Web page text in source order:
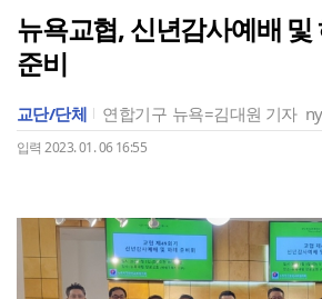
뉴욕교협, 신년감사예배 및
준비
교단/단체 연합기구 뉴욕=김대원 기자
입력 2023. 01. 06 16:55